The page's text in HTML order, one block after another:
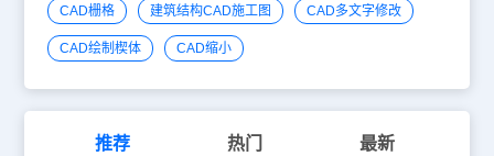
CAD栅格 建筑结构CAD施工图 CAD多文字修改
CAD绘制楔体 CAD缩小
推荐 热门 最新